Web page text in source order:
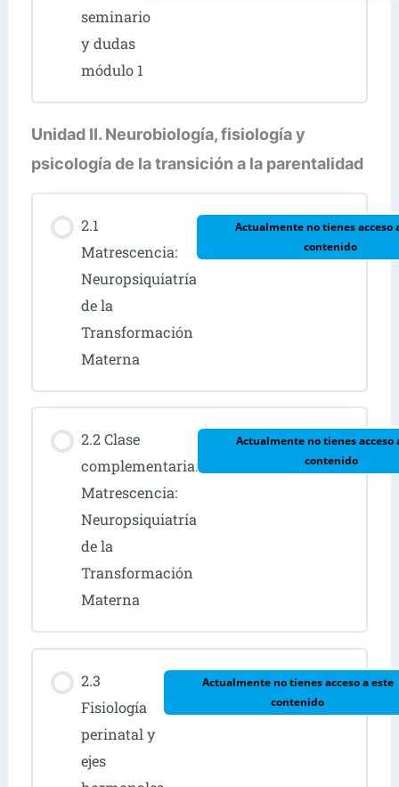
seminario
y dudas
módulo 1
Unidad II. Neurobiología, fisiología y
psicología de la transición a la parentalidad
2.1
Matrescencia:
Neuropsiquiatría
de la
Transformación
Materna
Actualmente no tienes acceso
contenido
2.2 Clase
complementaria:
Matrescencia:
Neuropsiquiatría
de la
Transformación
Materna
Actualmente no tienes acceso
contenido
2.3
Fisiología
perinatal y
ejes
Actualmente no tienes acceso a este
contenido